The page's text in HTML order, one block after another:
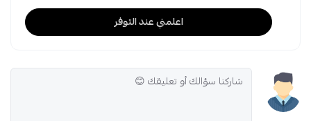
اعلمني عند التوفر